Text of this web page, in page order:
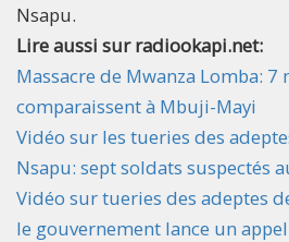
Nsapu.
Lire aussi sur radiookapi.net:
Massacre de Mwanza Lomba:
comparaissent à Mbuji-Mayi
Vidéo sur les tueries des
Nsapu: sept soldats suspectés
Vidéo sur tueries des adeptes
le gouvernement lance un